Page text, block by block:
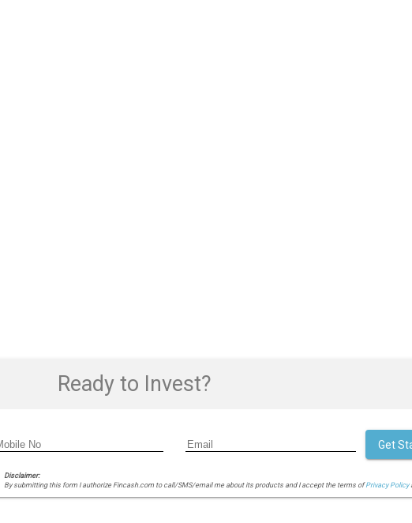
Ready to Invest?
Disclaimer:
By submitting this form I authorize Fincash.com to call/SMS/email me about its products and I accept the terms ofPrivacy Policy
Get